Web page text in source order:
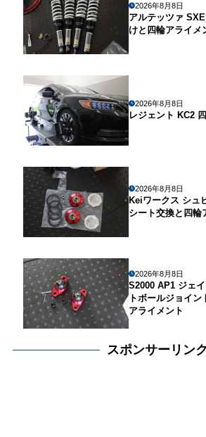
2026年8月8日
アルテッツァ
けと四輪アライメ
2026年8月8日
レジェント KC2
2026年8月8日
Keiワークス シュ
シート交換と四輪
2026年8月8日
S2000 AP1 ジェ
トボールジョイン
アライメント
スポンサーリンク